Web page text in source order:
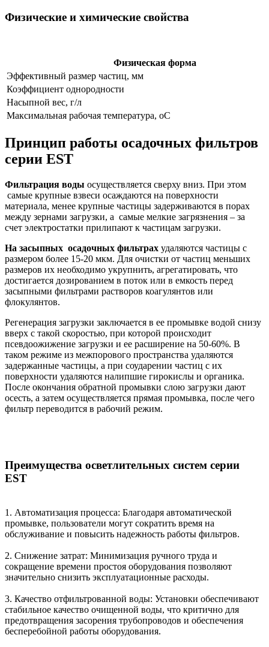
Физические и химические свойства
Физическая форма
Эффективный размер частиц, мм
Коэффициент однородности
Насыпной вес, г/л
Максимальная рабочая температура, оС
Принцип работы осадочных фильтров
серии EST
Фильтрация воды осуществляется сверху вниз. При этом
самые крупные взвеси осаждаются на поверхности
материала, менее крупные частицы задерживаются в порах
между зернами загрузки, а самые мелкие загрязнения – за
счет электростатки прилипают к частицам загрузки.
На засыпных осадочных фильтрах удаляются частицы с
размером более 15-20 мкм. Для очистки от частиц меньших
размеров их необходимо укрупнить, агрегатировать, что
достигается дозированием в поток или в емкость перед
засыпными фильтрами растворов коагулянтов или
флокулянтов.
Регенерация загрузки заключается в ее промывке водой снизу
вверх с такой скоростью, при которой происходит
псевдоожижение загрузки и ее расширение на 50-60%. В
таком режиме из межпорового пространства удаляются
задержанные частицы, а при соударении частиц с их
поверхности удаляются налипшие гирокислы и органика.
После окончания обратной промывки слою загрузки дают
осесть, а затем осуществляется прямая промывка, после чего
фильтр переводится в рабочий режим.
Преимущества осветлительных систем серии
EST
1. Автоматизация процесса: Благодаря автоматической
промывке, пользователи могут сократить время на
обслуживание и повысить надежность работы фильтров.
2. Снижение затрат: Минимизация ручного труда и
сокращение времени простоя оборудования позволяют
значительно снизить эксплуатационные расходы.
3. Качество отфильтрованной воды: Установки обеспечивают
стабильное качество очищенной воды, что критично для
предотвращения засорения трубопроводов и обеспечения
бесперебойной работы оборудования.